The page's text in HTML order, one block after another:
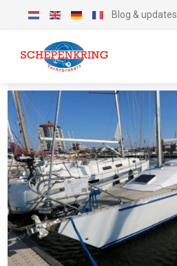
Blog & updates